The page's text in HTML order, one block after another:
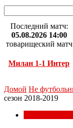
Последний матч:
05.08.2026 14:00
товарищеский матч
Милан 1-1 Интер
Домой Не
сезон 2018-2019